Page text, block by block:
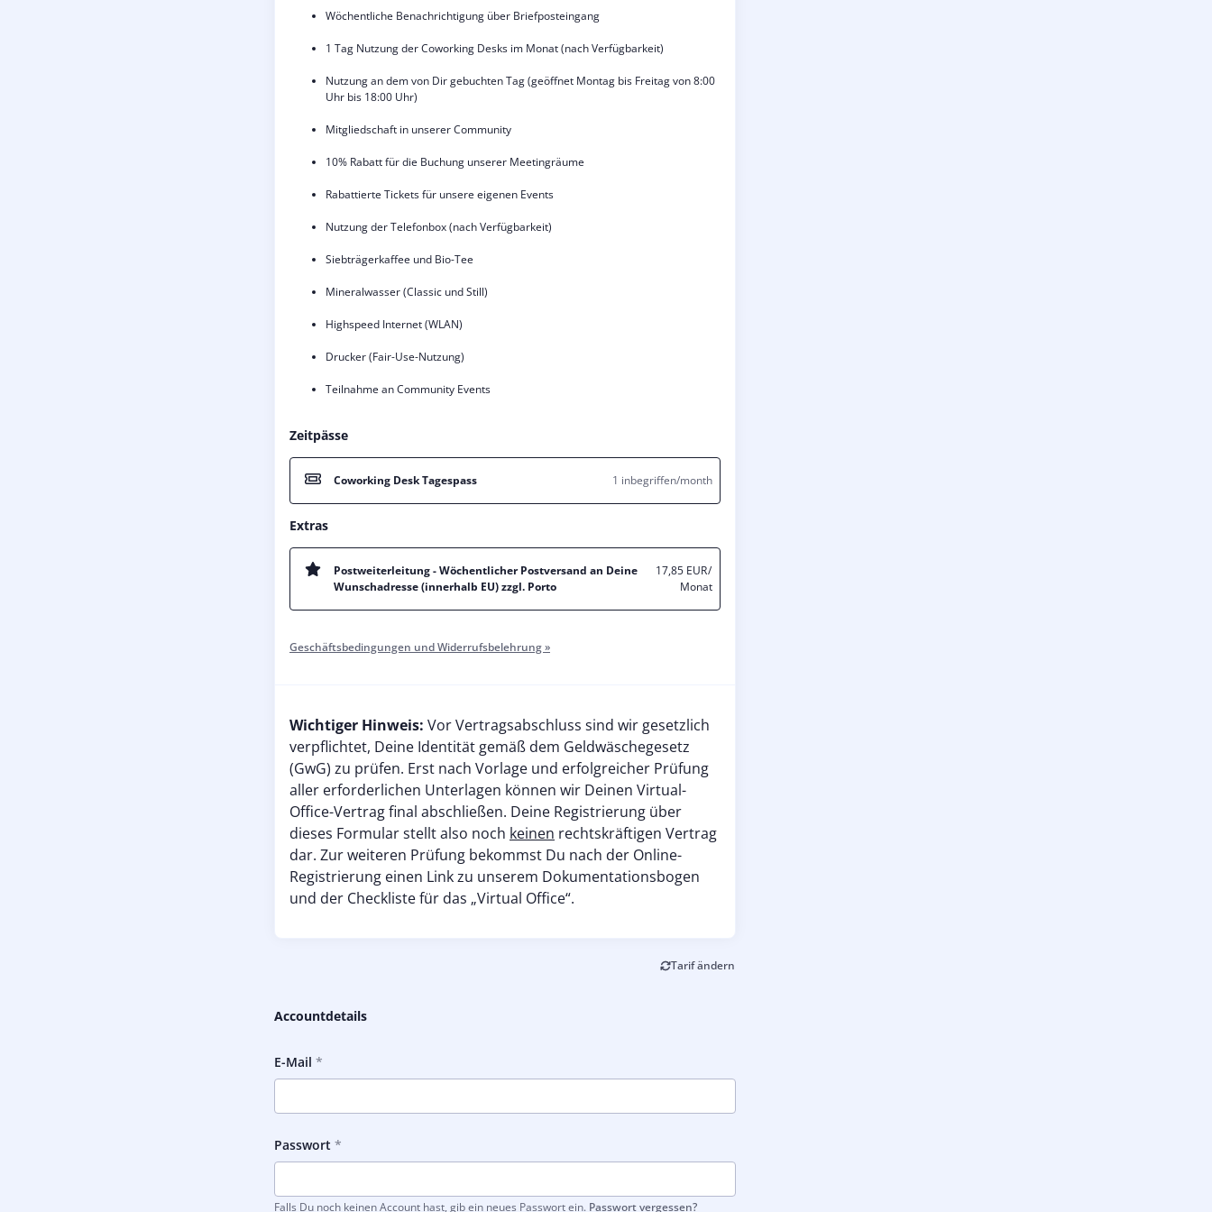
Wöchentliche Benachrichtigung über Briefposteingang
1 Tag Nutzung der Coworking Desks im Monat (nach Verfügbarkeit)
Nutzung an dem von Dir gebuchten Tag (geöffnet Montag bis Freitag von 8:00
Uhr bis 18:00 Uhr)
Mitgliedschaft in unserer Community
10% Rabatt für die Buchung unserer Meetingräume
Rabattierte Tickets für unsere eigenen Events
Nutzung der Telefonbox (nach Verfügbarkeit)
Siebträgerkaffee und Bio-Tee
Mineralwasser (Classic und Still)
Highspeed Internet (WLAN)
Drucker (Fair-Use-Nutzung)
Teilnahme an Community Events
Zeitpässe
Coworking Desk Tagespass 1 inbegriffen/month
Extras
Postweiterleitung - Wöchentlicher Postversand an Deine
Wunschadresse (innerhalb EU) zzgl. Porto
17,85 EUR/
Monat
Geschäftsbedingungen und Widerrufsbelehrung »
Wichtiger Hinweis: Vor Vertragsabschluss sind wir gesetzlich
verpflichtet, Deine Identität gemäß dem Geldwäschegesetz
(GwG) zu prüfen. Erst nach Vorlage und erfolgreicher Prüfung
aller erforderlichen Unterlagen können wir Deinen Virtual-
Office-Vertrag final abschließen. Deine Registrierung über
dieses Formular stellt also noch keinen rechtskräftigen Vertrag
dar. Zur weiteren Prüfung bekommst Du nach der Online-
Registrierung einen Link zu unserem Dokumentationsbogen
und der Checkliste für das „Virtual Office“.
Tarif ändern
Accountdetails
E-Mail
Passwort
Falls Du noch keinen Account hast, gib ein neues Passwort ein. Passwort vergessen?